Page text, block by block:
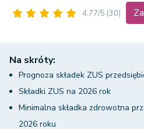
4.77/5 (30)
Na skróty:
Prognoza składek ZUS
Składki ZUS na 2026 rok
Minimalna składka zdrowotna
2026 roku